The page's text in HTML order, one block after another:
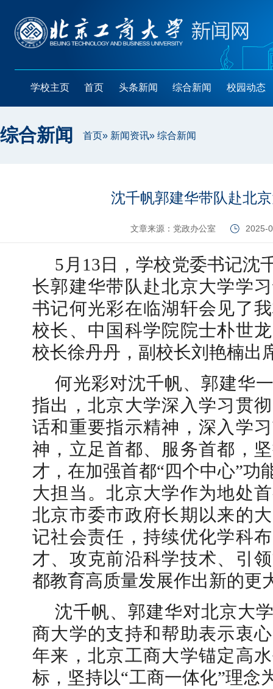
学校主页 首页 头条新闻 综合新闻 校园动态
综合新闻 首页» 新闻资讯» 综合新闻
沈千帆郭建华带队赴北
文章来源：党政办公室 2025-
5月13日，学校党委书记沈
长郭建华带队赴北京大学学
书记何光彩在临湖轩会见了
校长、中国科学院院士朴世
校长徐丹丹，副校长刘艳楠出
何光彩对沈千帆、郭建华
指出，北京大学深入学习贯
话和重要指示精神，深入学
神，立足首都、服务首都，
才，在加强首都“四个中心”功
大担当。北京大学作为地处
北京市委市政府长期以来的
记社会责任，持续优化学科
才、攻克前沿科学技术、引
都教育高质量发展作出新的更
沈千帆、郭建华对北京大
商大学的支持和帮助表示衷
年来，北京工商大学锚定高
标，坚持以“工商一体化”理念
学校志愿服务冬奥会和冬残奥会专题